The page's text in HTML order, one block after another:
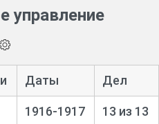
управление
Даты Дел
1916-1917 13 из 13